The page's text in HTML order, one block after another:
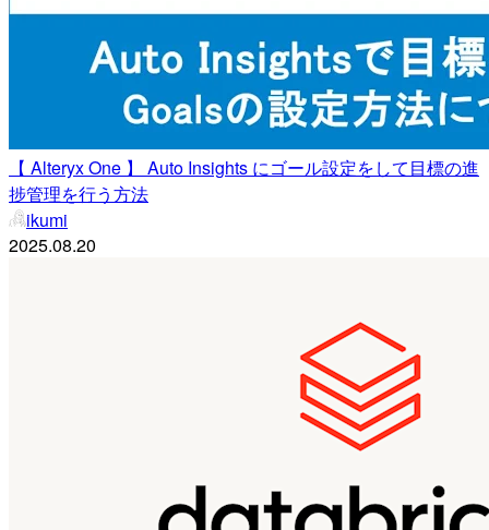
【 Alteryx One 】 Auto Insights にゴール設定をして目標の進
捗管理を行う方法
ikumi
2025.08.20